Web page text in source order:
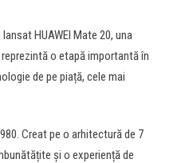
HUAWEI Mate 20, una
o etapă importantă în
de pe piață, cele mai
Creat pe o arhitectură de 7
și o experiență de